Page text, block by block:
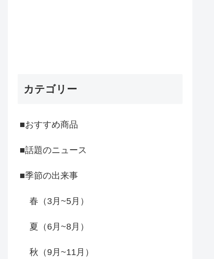
カテゴリー
■おすすめ商品
■話題のニュース
■季節の出来事
春（3月~5月）
夏（6月~8月）
秋（9月~11月）